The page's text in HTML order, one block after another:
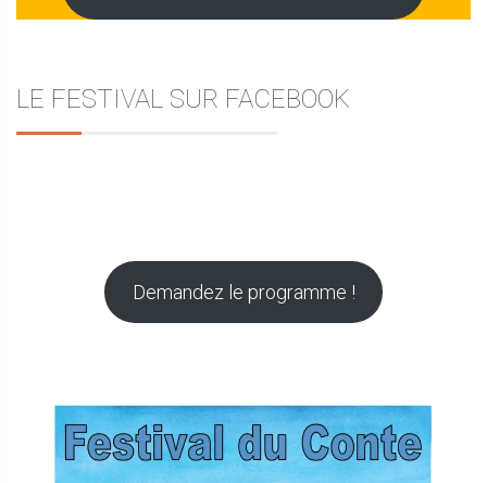
LE FESTIVAL SUR FACEBOOK
Demandez le programme !